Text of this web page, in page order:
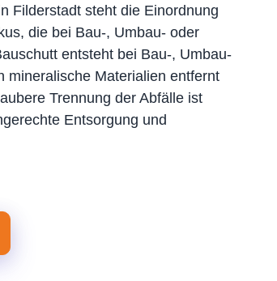
Filderstadt steht die Einordnung
die bei Bau-, Umbau- oder
entsteht bei Bau-, Umbau-
mineralische Materialien entfernt
Trennung der Abfälle ist
Entsorgung und